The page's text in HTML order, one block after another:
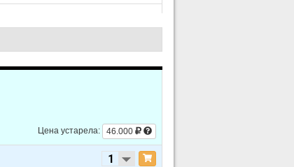
Цена устарела:
46.000